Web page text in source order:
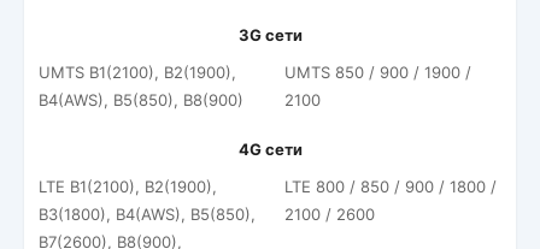
3G сети
UMTS B1(2100), B2(1900),
B4(AWS), B5(850), B8(900)
UMTS 850 / 900 / 1900 /
2100
4G сети
LTE B1(2100), B2(1900),
B3(1800), B4(AWS), B5(850),
B7(2600), B8(900),
LTE 800 / 850 / 900 / 1800 /
2100 / 2600